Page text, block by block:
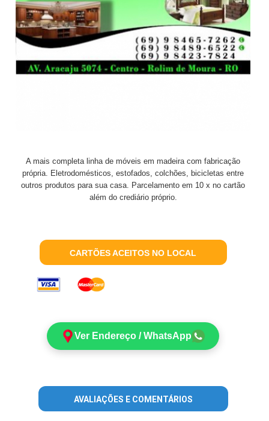
A mais completa linha de móveis em madeira com fabricação
própria. Eletrodomésticos, estofados, colchões, bicicletas entre
outros produtos para sua casa. Parcelamento em 10 x no cartão
além do crediário próprio.
CARTÕES ACEITOS NO LOCAL
Ver Endereço / WhatsApp
AVALIAÇÕES E COMENTÁRIOS